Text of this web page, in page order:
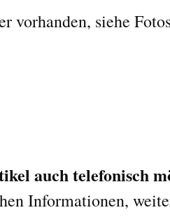
vorhanden, siehe
auch telefonisch
Informationen,